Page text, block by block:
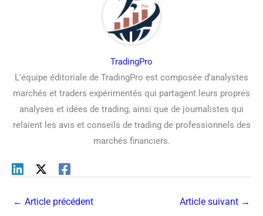
TradingPro
L'équipe éditoriale de TradingPro est composée d'analystes
marchés et traders expérimentés qui partagent leurs propres
analyses et idées de trading, ainsi que de journalistes qui
relaient les avis et conseils de trading de professionnels des
marchés financiers.
← Article précédent Article suivant →